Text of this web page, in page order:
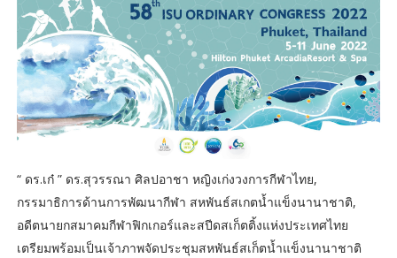
“ ดร.เก๋ ” ดร.สุวรรณา ศิลปอาชา หญิงเก่งวงการกีฬาไทย,
กรรมาธิการด้านการพัฒนากีฬา สหพันธ์สเกตน้ำแข็งนานาชาติ,
อดีตนายกสมาคมกีฬาฟิกเกอร์และสปีดสเก็ตติ้งแห่งประเทศไทย
เตรียมพร้อมเป็นเจ้าภาพจัดประชุมสหพันธ์สเก็ตน้ำแข็งนานาชาติ